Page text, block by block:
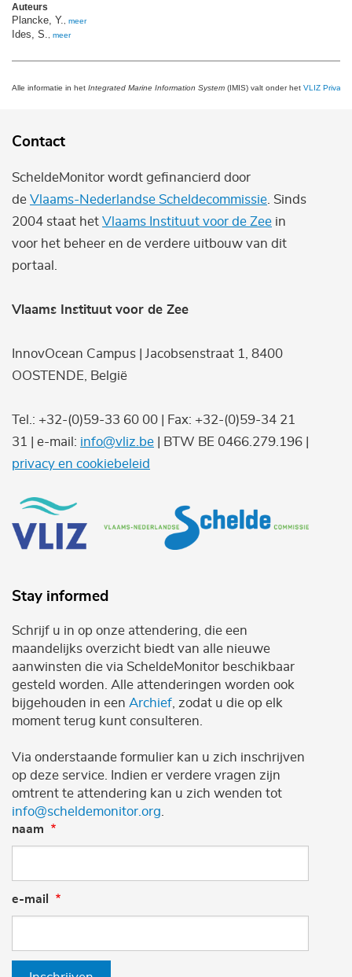
Auteurs
Plancke, Y. meer
Ides, S. meer
Alle informatie in het Integrated Marine Information System (IMIS) valt onder het VLIZ Privacy
Contact
ScheldeMonitor wordt gefinancierd door
de Vlaams-Nederlandse Scheldecommissie . Sinds
2004 staat het Vlaams Instituut voor de Zee in
voor het beheer en de verdere uitbouw van dit
portaal.
Vlaams Instituut voor de Zee
InnovOcean Campus | Jacobsenstraat 1, 8400
OOSTENDE, België
Tel.: +32-(0)59-33 60 00 | Fax: +32-(0)59-34 21
31 | e-mail: info@vliz.be | BTW BE 0466.279.196 |
privacy en cookiebeleid
Stay informed
Schrijf u in op onze attendering, die een
maandelijks overzicht biedt van alle nieuwe
aanwinsten die via ScheldeMonitor beschikbaar
gesteld worden. Alle attenderingen worden ook
bijgehouden in een Archief , zodat u die op elk
moment terug kunt consulteren.
Via onderstaande formulier kan u zich inschrijven
op deze service. Indien er verdere vragen zijn
omtrent te attendering kan u zich wenden tot
info@scheldemonitor.org
naam
e-mail